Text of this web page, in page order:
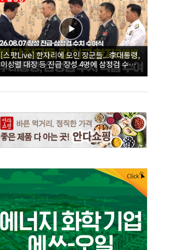
[스팟Live] 한자리에 모인 장군들...李대통령,
이상렬 대장 등 진급 장성 4명에 삼정검 수치
직접 수여｜26.08.07 장성 진급·삼정검 수치